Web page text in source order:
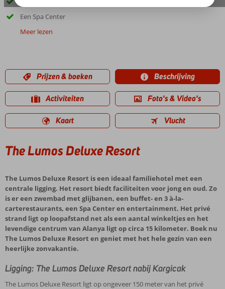
Een Spa Center
Meer lezen
Prijzen & boeken Beschrijving
Activiteiten Foto's & Video's
Kaart Vlucht
The Lumos Deluxe Resort
The Lumos Deluxe Resort is een ideaal familiehotel met een
centrale ligging. Het resort biedt faciliteiten voor jong en oud. Zo
is er een zwembad met glijbanen, een buffet- en 3 à-la-
carterestaurants, een Spa Center en entertainment. Het privé
strand ligt op loopafstand net als een aantal winkeltjes en het
levendige centrum van Alanya ligt op circa 15 kilometer. Boek nu
The Lumos Deluxe Resort en geniet met het hele gezin van een
heerlijke zonvakantie.
Ligging: The Lumos Deluxe Resort nabij Kargicak
The Lumos Deluxe Resort ligt op ongeveer 150 meter van het privé